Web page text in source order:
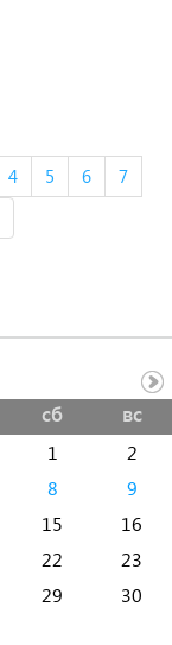
4 5 6
7
сб вс
1
2
8
9
15
16
22
23
29
30